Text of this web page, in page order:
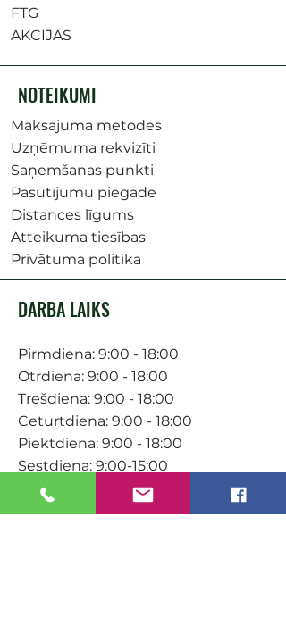
FTG
AKCIJAS
NOTEIKUMI
Maksājuma metodes
Uzņēmuma rekvizīti
Saņemšanas punkti
Pasūtījumu piegāde
Distances līgums
Atteikuma tiesības
Privātuma politika
DARBA LAIKS
Pirmdiena: 9:00 - 18:00
Otrdiena: 9:00 - 18:00
Trešdiena: 9:00 - 18:00
Ceturtdiena: 9:00 - 18:00
Piektdiena: 9:00 - 18:00
Sestdiena: 9:00-15:00